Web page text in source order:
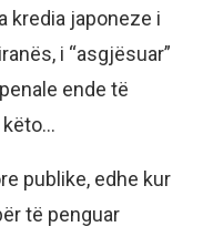
kredia japoneze i
i “asgjësuar”
ende të
këto…
publike, edhe kur
të penguar